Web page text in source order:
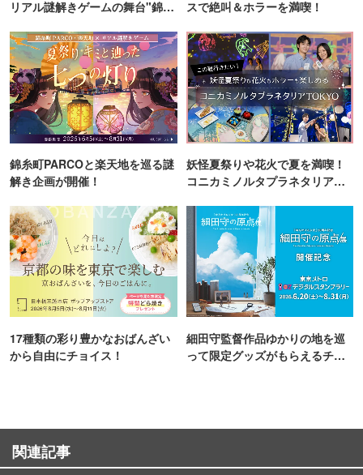
リアル謎解きゲームの舞台"錦糸
スで絶叫＆ホラーを満喫！
錦糸町PARCOと楽天地を巡る謎
解き企画が開催！
妖怪夏祭りや花火で夏を満喫！
コニカミノルタプラネタリア
17種類の彩り豊かなおばんざい
から自由にチョイス！
細田守監督作品ゆかりの地を巡
って限定グッズがもらえるチャ
関連記事